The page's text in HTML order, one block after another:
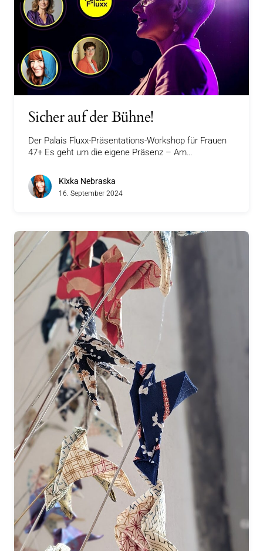
Sicher auf der Bühne!
Der Palais Fluxx-Präsentations-Workshop für Frauen
47+ Es geht um die eigene Präsenz – Am…
Kixka Nebraska
16. September 2024